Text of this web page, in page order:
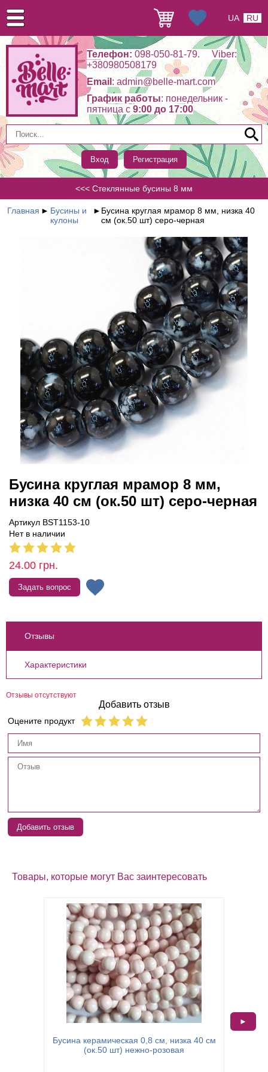
Телефон: 098-050-81-79. Viber:
+380980508179
Email : admin@belle-mart.com
График работы: понедельник -
пятница c 9:00 до 17:00
Вход Регистрация
UA RU
<<< Стеклянные бусины 8 мм
Главная ► Бусины и
кулоны
► Бусина круглая мрамор 8 мм, низка 40
см (ок.50 шт) серо-черная
Бусина круглая мрамор 8 мм,
низка 40 см (ок.50 шт) серо-черная
Артикул BST1153-10
Нет в наличии
24.00 грн.
Задать вопрос
Отзывы
Характеристики
Отзывы отсутствуют
Добавить отзыв
Оцените продукт
Добавить отзыв
Товары, которые могут Вас заинтересовать
Бусина керамическая 0,8 см, низка 40 см
(ок.50 шт) нежно-розовая
►